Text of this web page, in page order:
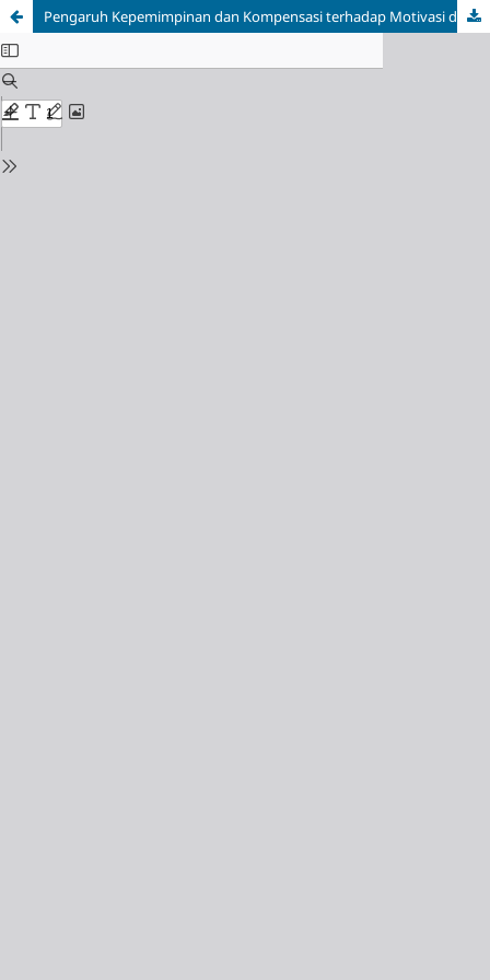
Pengaruh Kepemimpinan dan Kompensasi terhadap Motivasi dan Kinerja Karyawan